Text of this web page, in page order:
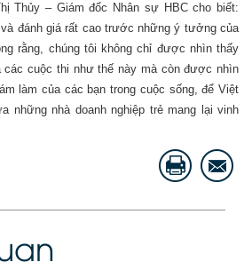
Thủy – Giám đốc Nhân sự HBC cho biết:
và đánh giá rất cao trước những ý tưởng của
rằng, chúng tôi không chỉ được nhìn thấy
các cuộc thi như thế này mà còn được nhìn
làm của các bạn trong cuộc sống, để Việt
những nhà doanh nghiệp trẻ mang lại vinh